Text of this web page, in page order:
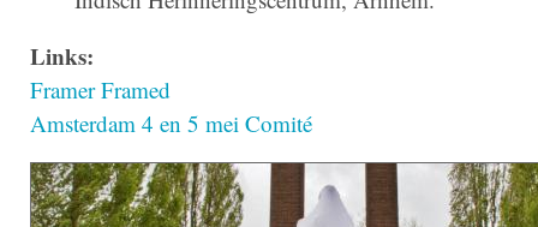
Links:
Framer Framed
Amsterdam 4 en 5 mei Comité